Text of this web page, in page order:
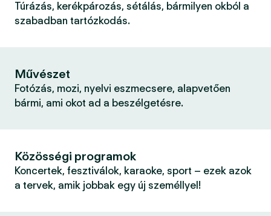
Túrázás, kerékpározás, sétálás, bármilyen okból a
szabadban tartózkodás.
Művészet
Fotózás, mozi, nyelvi eszmecsere, alapvetően
bármi, ami okot ad a beszélgetésre.
Közösségi programok
Koncertek, fesztiválok, karaoke, sport – ezek azok
a tervek, amik jobbak egy új személlyel!